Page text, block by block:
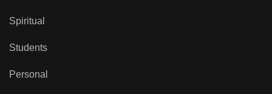
Spiritual
Students
Personal